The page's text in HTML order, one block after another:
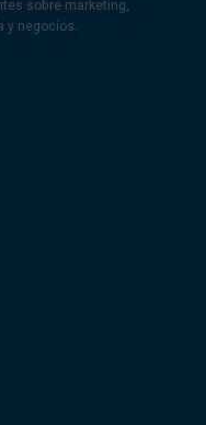
sobre marketing,
y negocios.